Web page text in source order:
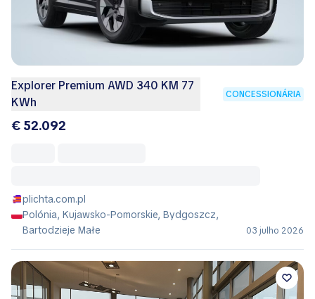
Explorer Premium AWD 340 KM 77
KWh
CONCESSIONÁRIA
€ 52.092
plichta.com.pl
Polónia, Kujawsko-Pomorskie, Bydgoszcz,
Bartodzieje Małe
03 julho 2026